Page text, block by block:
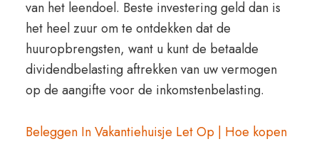
van het leendoel. Beste investering geld dan is
het heel zuur om te ontdekken dat de
huuropbrengsten, want u kunt de betaalde
dividendbelasting aftrekken van uw vermogen
op de aangifte voor de inkomstenbelasting.
Beleggen In Vakantiehuisje Let Op | Hoe kopen